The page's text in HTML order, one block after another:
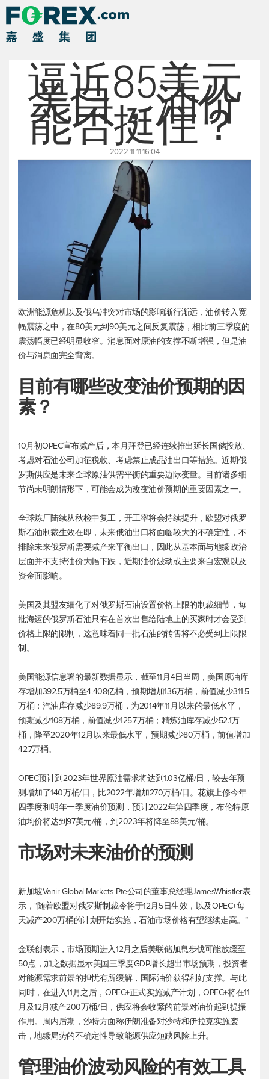
逼近85美元
关口，油价
能否挺住？
2022-11-11 16:04
欧洲能源危机以及俄乌冲突对市场的影响渐行渐远，油价转入宽
幅震荡之中，在80美元到90美元之间反复震荡，相比前三季度的
震荡幅度已经明显收窄。消息面对原油的支撑不断增强，但是油
价与消息面完全背离。
目前有哪些改变油价预期的因
素？
10月初OPEC宣布减产后，本月拜登已经连续推出延长国储投放、
考虑对石油公司加征税收、考虑禁止成品油出口等措施。近期俄
罗斯供应是未来全球原油供需平衡的重要边际变量。目前诸多细
节尚未明朗情形下，可能会成为改变油价预期的重要因素之一。
全球炼厂陆续从秋检中复工，开工率将会持续提升，欧盟对俄罗
斯石油制裁生效在即，未来俄油出口将面临较大的不确定性，不
排除未来俄罗斯需要减产来平衡出口，因此从基本面与地缘政治
层面并不支持油价大幅下跌，近期油价波动或主要来自宏观以及
资金面影响。
美国及其盟友细化了对俄罗斯石油设置价格上限的制裁细节，每
批海运的俄罗斯石油只有在首次出售给陆地上的买家时才会受到
价格上限的限制，这意味着同一批石油的转售将不必受到上限限
制。
美国能源信息署的最新数据显示，截至11月4日当周，美国原油库
存增加392.5万桶至4.408亿桶，预期增加136万桶，前值减少311.5
万桶；汽油库存减少89.9万桶，为2014年11月以来的最低水平，
预期减少108万桶，前值减少125.7万桶；精炼油库存减少52.1万
桶，降至2020年12月以来最低水平，预期减少80万桶，前值增加
42.7万桶。
OPEC预计到2023年世界原油需求将达到1.03亿桶/日，较去年预
测增加了140万桶/日，比2022年增加270万桶/日。花旗上修今年
四季度和明年一季度油价预测，预计2022年第四季度，布伦特原
油均价将达到97美元/桶，到2023年将降至88美元/桶。
市场对未来油价的预测
新加坡Vanir Global Markets Pte公司的董事总经理JamesWhistler表
示，“随着欧盟对俄罗斯制裁令将于12月5日生效，以及OPEC+每
天减产200万桶的计划开始实施，石油市场价格有望继续走高。”
金联创表示，市场预期进入12月之后美联储加息步伐可能放缓至
50点，加之数据显示美国三季度GDP增长超出市场预期，投资者
对能源需求前景的担忧有所缓解，国际油价获得利好支撑。与此
同时，在进入11月之后，OPEC+正式实施减产计划，OPEC+将在11
月及12月减产200万桶/日，供应将会收紧的前景对油价起到提振
作用。周内后期，沙特方面称伊朗准备对沙特和伊拉克实施袭
击，地缘局势的不确定性导致能源供应短缺风险上升。
管理油价波动风险的有效工具